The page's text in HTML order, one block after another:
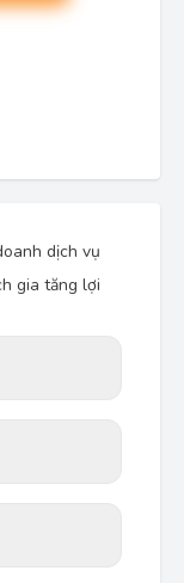
dịch vụ
gia tăng lợi